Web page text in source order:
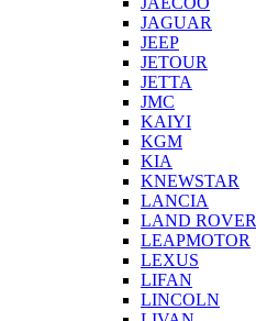
JAGUAR
JEEP
JETOUR
JETTA
JMC
KAIYI
KGM
KIA
KNEWSTAR
LANCIA
LAND ROVER
LEAPMOTOR
LEXUS
LIFAN
LINCOLN